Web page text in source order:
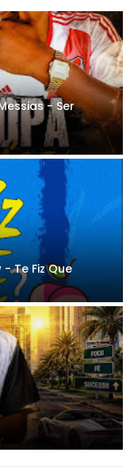
- Ser
Te Fiz Que